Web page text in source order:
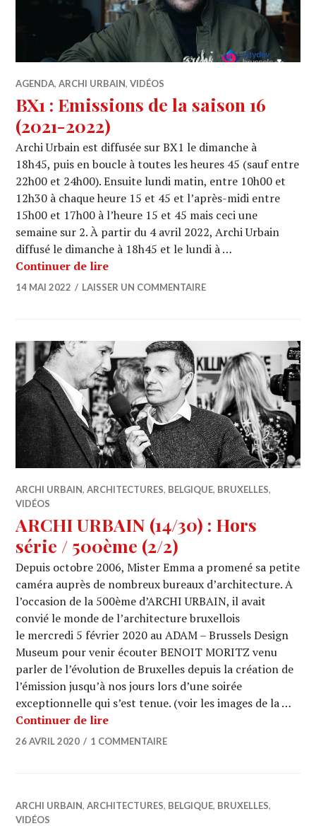
AGENDA,ARCHI URBAIN,VIDÉOS
BX1 : Emissions de la saison 16
(2021-2022)
Archi Urbain est diffusée sur BX1 le dimanche à
18h45, puis en boucle à toutes les heures 45 (sauf entre
22h00 et 24h00). Ensuite lundi matin, entre 10h00 et
12h30 à chaque heure 15 et 45 et l’après-midi entre
15h00 et 17h00 à l’heure 15 et 45 mais ceci une
semaine sur 2. À partir du 4 avril 2022, Archi Urbain
diffusé le dimanche à 18h45 et le lundi à …
Continuer de lireBX1 : Emissions de la saison 16
14 MAI 2022 LAISSER UN COMMENTAIRE
ARCHI URBAIN,ARCHITECTURES, BELGIQUE, BRUXELLES,
VIDÉOS
ARCHI URBAIN (14/30) : Hors
série / 500ème (2/2)
Depuis octobre 2006, Mister Emma a promené sa petite
caméra auprès de nombreux bureaux d’architecture. A
l’occasion de la 500ème d’ARCHI URBAIN, il avait
convié le monde de l’architecture bruxellois
le mercredi 5 février 2020 au ADAM – Brussels Design
Museum pour venir écouter BENOIT MORITZ venu
parler de l’évolution de Bruxelles depuis la création de
l’émission jusqu’à nos jours lors d’une soirée
exceptionnelle qui s’est tenue. (voir les images de la …
Continuer de lireARCHI URBAIN (14/30) : Hors série /
26 AVRIL 2020 1 COMMENTAIRE
ARCHI URBAIN,ARCHITECTURES, BELGIQUE, BRUXELLES,
VIDÉOS